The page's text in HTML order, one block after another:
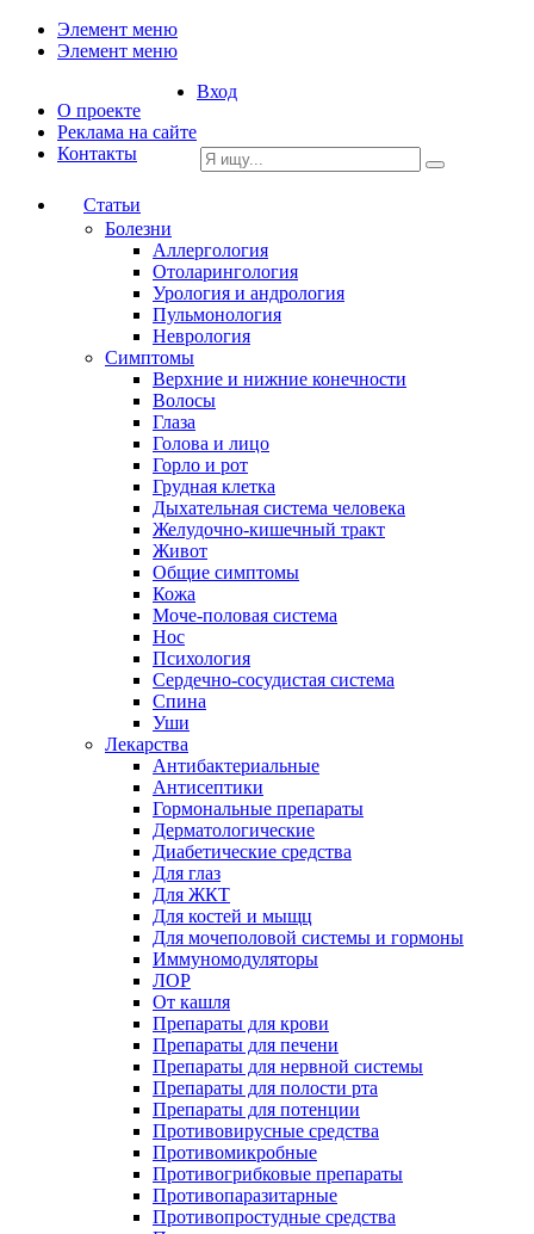
Элемент меню
Элемент меню
О проекте
Реклама на сайте
Контакты
Вход
Статьи
Болезни
Аллергология
Отоларингология
Урология и андрология
Пульмонология
Неврология
Симптомы
Верхние и нижние конечности
Волосы
Глаза
Голова и лицо
Горло и рот
Грудная клетка
Дыхательная система человека
Желудочно-кишечный тракт
Живот
Общие симптомы
Кожа
Моче-половая система
Нос
Психология
Сердечно-сосудистая система
Спина
Уши
Лекарства
Антибактериальные
Антисептики
Гормональные препараты
Дерматологические
Диабетические средства
Для глаз
Для ЖКТ
Для костей и мыщц
Для мочеполовой системы и гормоны
Иммуномодуляторы
ЛОР
От кашля
Препараты для крови
Препараты для печени
Препараты для нервной системы
Препараты для полости рта
Препараты для потенции
Противовирусные средства
Противомикробные
Противогрибковые препараты
Противопаразитарные
Противопростудные средства